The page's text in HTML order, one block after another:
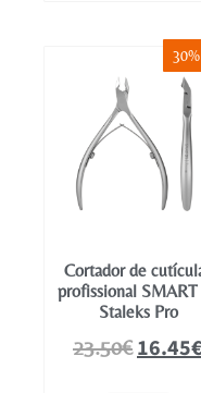
Cortador de
profissional SMART
Staleks Pro
23.50€16.45